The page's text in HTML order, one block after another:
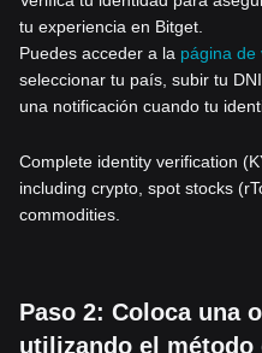
tu experiencia en Bitget.
Puedes acceder a la página de
seleccionar tu país, subir tu
una notificación cuando tu
Complete identity verification
including crypto, spot stocks
commodities.
Paso 2: Coloca una
utilizando el método